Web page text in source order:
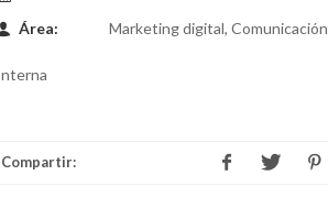
Área:
Marketing digital, Comunicación
Compartir: